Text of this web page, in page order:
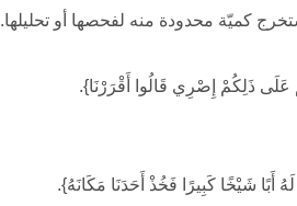
كميّة محدودة منه لفحصها أو تحليلها.
ذَلِكُمْ إِصْرِي قَالُوا أَقْرَرْنَا}.
لَهُ أَبًا شَيْخًا كَبِيرًا فَخُذْ أَحَدَنَا مَكَانَهُ}.